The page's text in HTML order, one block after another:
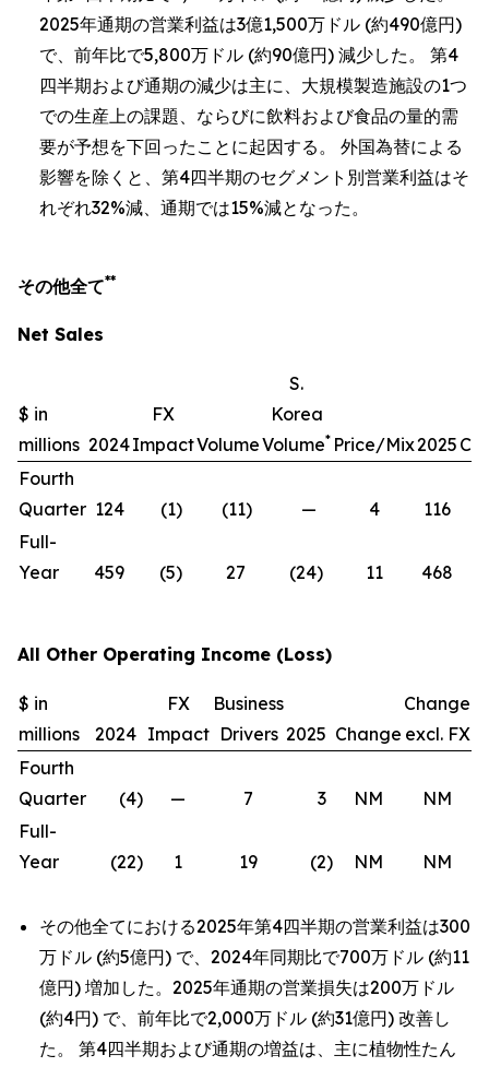
2025年通期の営業利益は3億1,500万ドル (約490億円)
で、前年比で5,800万ドル (約90億円) 減少した。 第4
四半期および通期の減少は主に、大規模製造施設の1つ
での生産上の課題、ならびに飲料および食品の量的需
要が予想を下回ったことに起因する。 外国為替による
影響を除くと、第4四半期のセグメント別営業利益はそ
れぞれ32%減、通期では15%減となった。
その他全て**
Net Sales
$ in
millions 2024
FX
ImpactVolume
S.
Korea
Volume* Price/Mix2025
Fourth
Quarter 124 (1) (11) — 4 116
Full-
Year
459 (5) 27 (24) 11 468
All Other Operating Income (Loss)
$ in
millions
2024
FX
Impact
Business
Drivers 2025 Change
Change
excl. FX
Fourth
Quarter
(4) — 7 3 NM
NM
Full-
Year
(22) 1 19 (2) NM NM
その他全てにおける2025年第4四半期の営業利益は300
万ドル (約5億円) で、2024年同期比で700万ドル (約11
億円) 増加した。2025年通期の営業損失は200万ドル
(約4円) で、前年比で2,000万ドル (約31億円) 改善し
た。 第4四半期および通期の増益は、主に植物性たん